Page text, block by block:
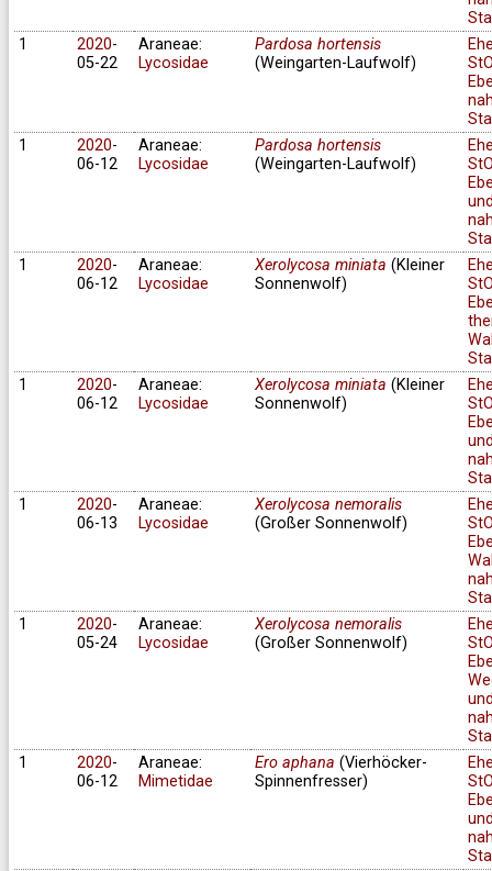
1
2020-
05-22
Araneae:
Lycosidae
Pardosa hortensis
(Weingarten-Laufwolf)
1
2020-
06-12
Araneae:
Lycosidae
Pardosa hortensis
(Weingarten-Laufwolf)
1
2020-
06-12
Araneae:
Lycosidae
Xerolycosa miniata (Kleiner
Sonnenwolf)
1
2020-
06-12
Araneae:
Lycosidae
Xerolycosa miniata (Kleiner
Sonnenwolf)
1
2020-
06-13
Araneae:
Lycosidae
Xerolycosa nemoralis
(Großer Sonnenwolf)
1
2020-
05-24
Araneae:
Lycosidae
Xerolycosa nemoralis
(Großer Sonnenwolf)
1
2020-
06-12
Araneae:
Mimetidae
Ero aphana (Vierhöcker-
Spinnenfresser)